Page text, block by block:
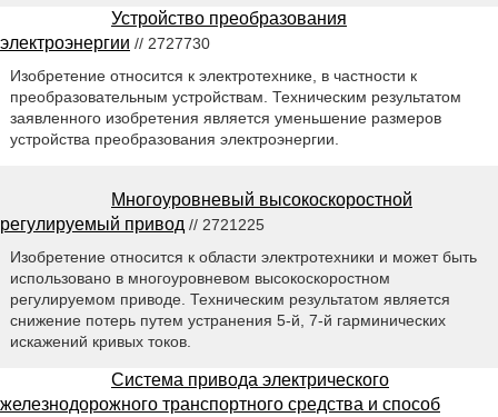
Устройство преобразования
электроэнергии // 2727730
Изобретение относится к электротехнике, в частности к
преобразовательным устройствам. Техническим результатом
заявленного изобретения является уменьшение размеров
устройства преобразования электроэнергии.
Многоуровневый высокоскоростной
регулируемый привод // 2721225
Изобретение относится к области электротехники и может быть
использовано в многоуровневом высокоскоростном
регулируемом приводе. Техническим результатом является
снижение потерь путем устранения 5-й, 7-й гарминических
искажений кривых токов.
Система привода электрического
железнодорожного транспортного средства и способ